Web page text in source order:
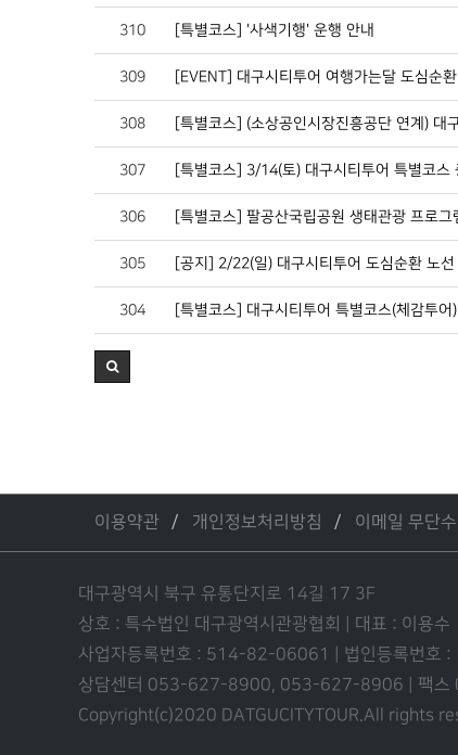
310 [특별코스] '사색기행' 운행 안내
309 [EVENT] 대구시티투어 여행가는달 도심순
308 [특별코스] (소상공인시장진흥공단 연계) 대
307 [특별코스] 3/14(토) 대구시티투어 특별코스
306 [특별코스] 팔공산국립공원 생태관광 프로
305 [공지] 2/22(일) 대구시티투어 도심순환 노선
304 [특별코스] 대구시티투어 특별코스(체감투어
이용약관 개인정보처리방침 이메일 무단
대구광역시 북구 유통단지로 14길 17 3F
상호 : 특수법인 대구광역시관광협회 | 대표 : 이용수
사업자등록번호 : 514-82-06061 | 법인등록번
상담센터 053-627-8900, 053-627-8906 | 팩스
Copyright(c)2020 DATGUCITYTOUR.All rights